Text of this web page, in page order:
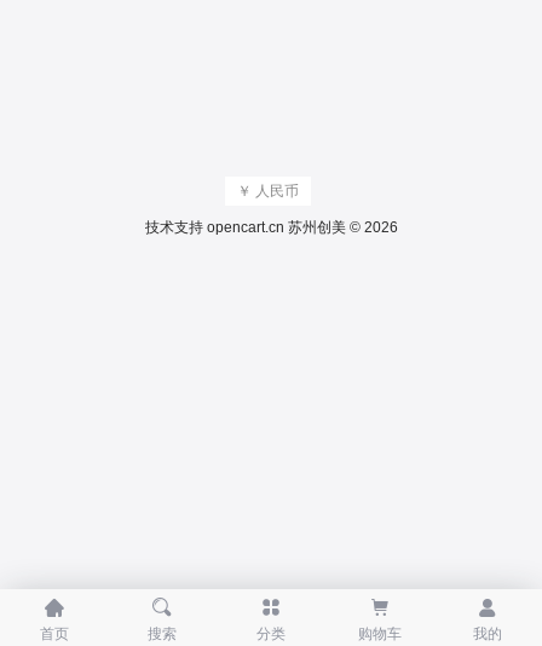
￥ 人民币
技术支持 opencart.cn 苏州创美 © 2026

首页

搜索

分类

购物车

我的